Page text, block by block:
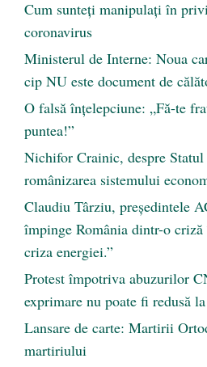
Cum sunteți manipulați în
coronavirus
Ministerul de Interne: Noua
cip NU este document de
O falsă înțelepciune: „Fă-te
puntea!”
Nichifor Crainic, despre
românizarea sistemului
Claudiu Târziu, președintele
împinge România dintr-o
criza energiei.”
Protest împotriva abuzurilor
exprimare nu poate fi redusă
Lansare de carte: Martirii
martiriului